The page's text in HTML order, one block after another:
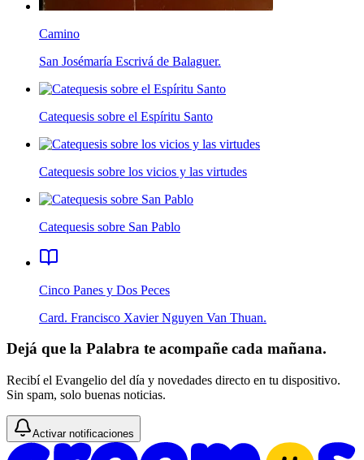
Camino
San Josémaría Escrivá de Balaguer.
Catequesis sobre el Espíritu Santo
Catequesis sobre los vicios y las virtudes
Catequesis sobre San Pablo
Cinco Panes y Dos Peces
Card. Francisco Xavier Nguyen Van Thuan.
Dejá que la Palabra te acompañe cada mañana.
Recibí el Evangelio del día y novedades directo en tu dispositivo.
Sin spam, solo buenas noticias.
Activar notificaciones